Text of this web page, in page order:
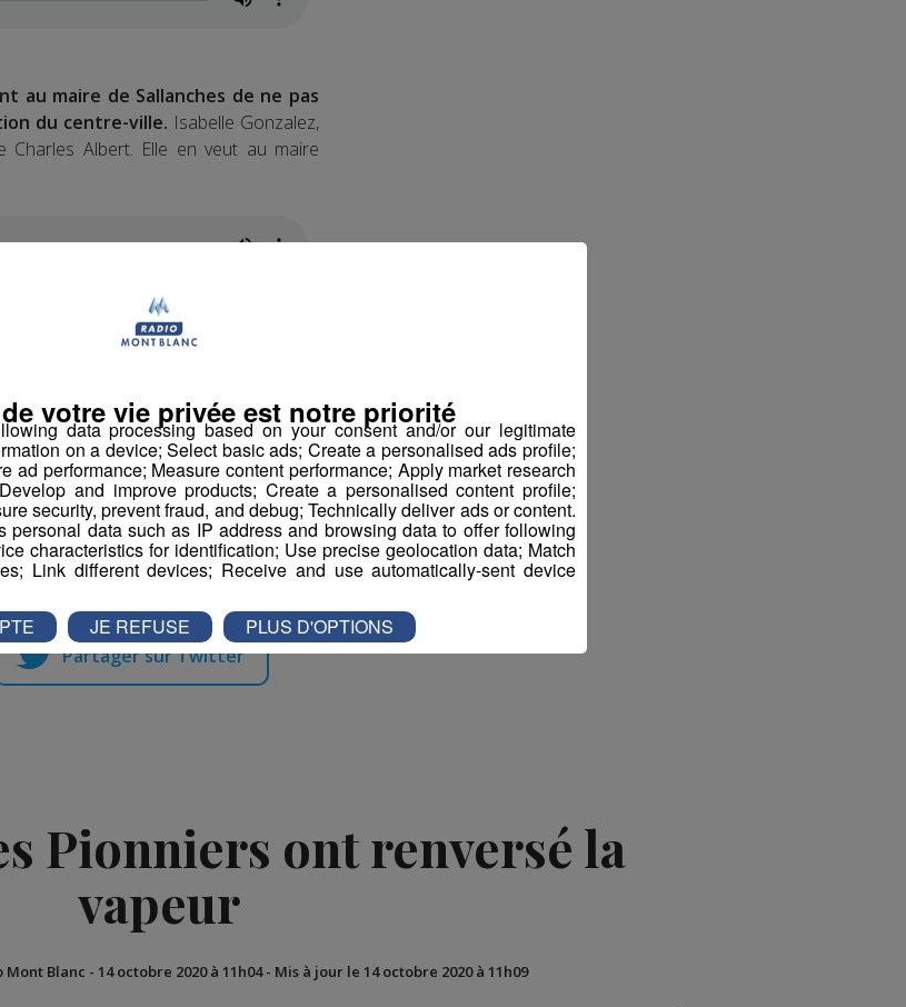
au maire de Sallanches de ne pas
du centre-ville. Isabelle Gonzalez,
Albert. Elle en veut au maire
numéro 1 reste internet.
de l'Ile Roche s'est faite sur une
par des militants écologistes.
Partager sur Twitter
Pionniers ont renversé la
vapeur
Mont Blanc - 14 octobre 2020 à 11h04- Mis à jour le 14 octobre 2020 à 11h09
data processing based on your consent and/or our legitimate
on a device; Select basic ads; Create a personalised ads profile;
ad performance; Measure content performance; Apply market research
and improve products; Create a personalised content profile;
security, prevent fraud, and debug; Technically deliver ads or content.
personal data such as IP address and browsing data to offer following
characteristics for identification; Use precise geolocation data; Match
Link different devices; Receive and use automatically-sent device
votre vie privée est notre priorité
JE REFUSE PLUS D'OPTIONS